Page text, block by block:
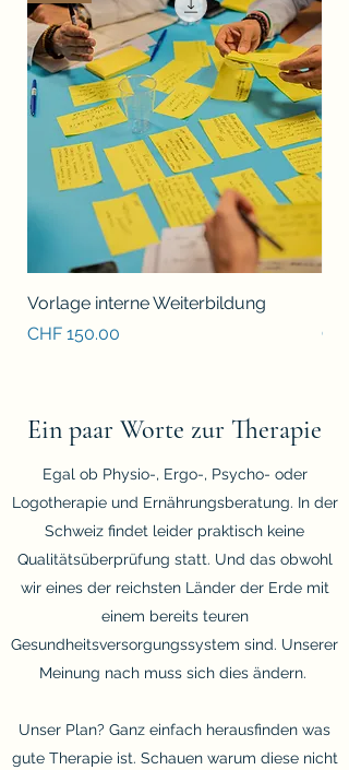
Vorlage interne Weiterbildung
Preis
CHF 150.00
Preis
Ein paar Worte zur Therapie
Egal ob Physio-, Ergo-, Psycho- oder
Logotherapie und Ernährungsberatung. In der
Schweiz findet leider praktisch keine
Qualitätsüberprüfung statt. Und das obwohl
wir eines der reichsten Länder der Erde mit
einem bereits teuren
Gesundheitsversorgungssystem sind. Unserer
Meinung nach muss sich dies ändern.
Unser Plan? Ganz einfach herausfinden was
gute Therapie ist. Schauen warum diese nicht